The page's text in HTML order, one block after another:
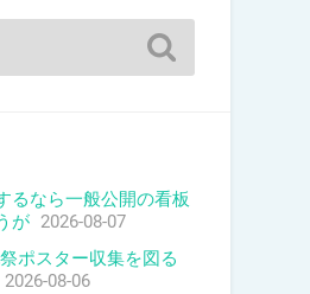
るなら一般公開の看板
が 2026-08-07
ポスター収集を図る
2026-08-06